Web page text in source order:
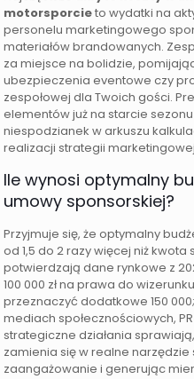
motorsporcieto wydatki na
personelu marketingowego
materiałów brandowanych.
za miejsce na bolidzie,
ubezpieczenia eventowe czy
zespołowej dla Twoich gości.
elementów już na starcie
niespodzianek w arkuszu
realizacji strategii
Ile wynosi optymalny
umowy sponsorskiej?
Przyjmuje się, że optymalny
od 1,5 do 2 razy więcej niż
potwierdzają dane rynkowe z
100 000 zł na prawa do
przeznaczyć dodatkowe 150
mediach społecznościowych,
strategiczne działania
zamienia się w realne
zaangażowanie i generując